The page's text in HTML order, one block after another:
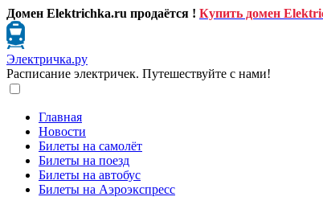
Домен Elektrichka.ru продаётся ! Купить домен
Электричка.ру
Расписание электричек. Путешествуйте с нами!
Главная
Новости
Билеты на самолёт
Билеты на поезд
Билеты на автобус
Билеты на Аэроэкспресс